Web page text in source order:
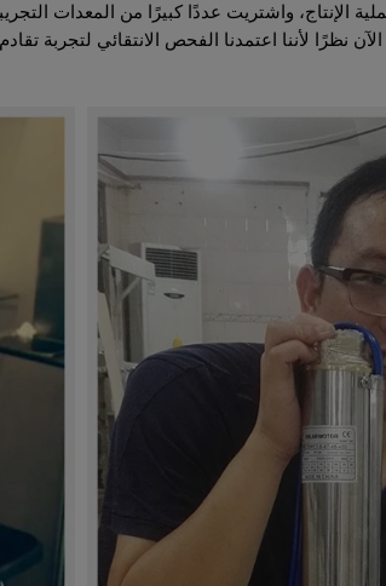
الإنتاج، واشتريت عددًا كبيرًا من المعدات